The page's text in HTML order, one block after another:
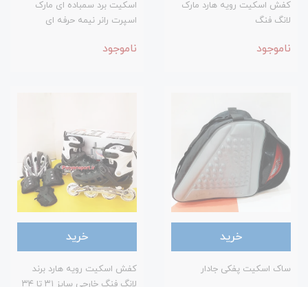
کفش اسکیت رویه هارد مارک
لانگ فنگ
ناموجود
اسکیت برد سمباده ای مارک
اسپرت رانر نیمه حرفه ای
ناموجود
خرید
ساک اسکیت پفکی جادار
خرید
کفش اسکیت رویه هارد برند
لانگ فنگ خارجی سایز ۳۱ تا ۳۴